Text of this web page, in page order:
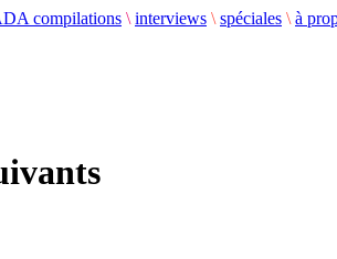
compilations \ interviews \ spéciales \ à